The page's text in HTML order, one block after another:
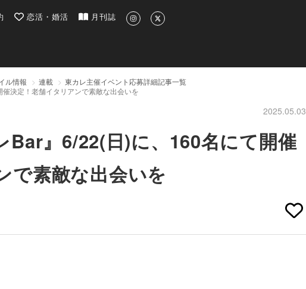
新のグルメ、洗練されたライフスタイル情報
恋活・婚活 月刊誌
ル情報 連載
東カレ主催イベント応募詳細記事一覧
決定！老舗イタリアンで素敵な出会いを
2025.05.03
Bar』6/22(日)に、160名にて開催
で素敵な出会いを